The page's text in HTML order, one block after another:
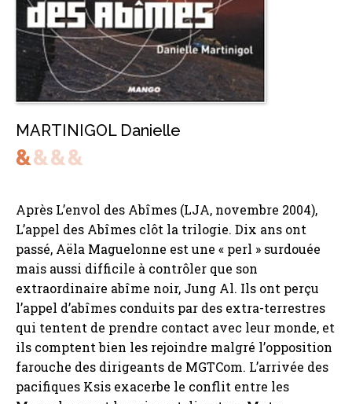
MARTINIGOL Danielle
Après L’envol des Abîmes (LJA, novembre 2004),
L’appel des Abîmes clôt la trilogie. Dix ans ont
passé, Aëla Maguelonne est une « perl » surdouée
mais aussi difficile à contrôler que son
extraordinaire abîme noir, Jung Al. Ils ont perçu
l’appel d’abîmes conduits par des extra-terrestres
qui tentent de prendre contact avec leur monde, et
ils comptent bien les rejoindre malgré l’opposition
farouche des dirigeants de MGTCom. L’arrivée des
pacifiques Ksis exacerbe le conflit entre les